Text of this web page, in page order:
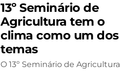
13º Seminário de
Agricultura tem o
clima como um dos
temas
O 13º Seminário de Agricultura